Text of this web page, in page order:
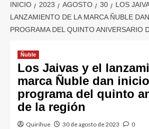
INICIO 2023 AGOSTO 30
LOS
LANZAMIENTO DE LA MARCA ÑUBLE
PROGRAMA DEL QUINTO ANIVERSARIO
Ñuble
Los Jaivas y el
marca Ñuble dan
programa del quinto
de la región
Quirihue 30 de agosto de 2023 0